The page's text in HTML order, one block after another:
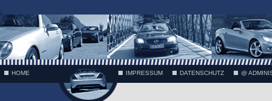
;
HOME IMPRESSUM DATENSCHUTZ @